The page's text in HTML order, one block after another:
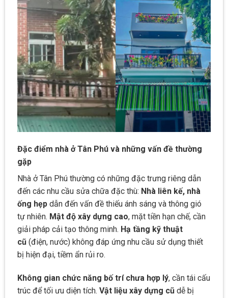
Đặc điểm nhà ở Tân Phú và những vấn đề thường
gặp
Nhà ở Tân Phú thường có những đặc trưng riêng dẫn
đến các nhu cầu sửa chữa đặc thù: Nhà liên kế, nhà
ống hẹp dẫn đến vấn đề thiếu ánh sáng và thông gió
tự nhiên. Mật độ xây dựng cao, mặt tiền hạn chế, cần
giải pháp cải tạo thông minh. Hạ tầng kỹ thuật
cũ (điện, nước) không đáp ứng nhu cầu sử dụng thiết
bị hiện đại, tiềm ẩn rủi ro.
Không gian chức năng bố trí chưa hợp lý, cần tái cấu
trúc để tối ưu diện tích. Vật liệu xây dựng cũ dễ bị